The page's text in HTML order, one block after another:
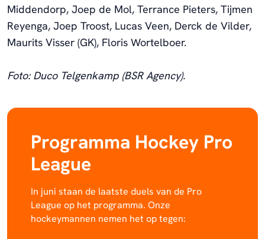
Middendorp, Joep de Mol, Terrance Pieters, Tijmen
Reyenga, Joep Troost, Lucas Veen, Derck de Vilder,
Maurits Visser (GK), Floris Wortelboer.
Foto: Duco Telgenkamp (BSR Agency).
Programma Hockey Pro
League
In juni staan de laatste duels van de Pro
League op het programma. Onze
hockeymannen nemen het op tegen: